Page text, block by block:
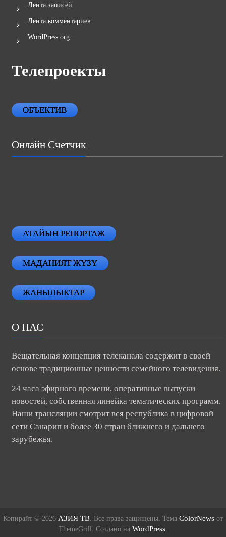
Лента записей
Лента комментариев
WordPress.org
Телепроекты
ОБЪЕКТИВ
Онлайн Счетчик
АТАЙЫН РЕПОРТАЖ
МАДАНИЯТ ЖҮЗҮ
ЖАНЫЛЫКТАР
О НАС
Вещательная концепция телеканала содержит в своей
основе традиционные ценности семейного телевидения.
24 часа эфирного времени, оперативные выпуски
новостей, собственная линейка тематических программ.
Наши трансляции смотрит вся республика в цифровой
сети Санарип и более 30 стран ближнего и дальнего
зарубежья.
Копирайт © 2026 АЗИЯ ТВ . Все права защищены. Тема ColorNews от
ThemeGrill. Создано на WordPress